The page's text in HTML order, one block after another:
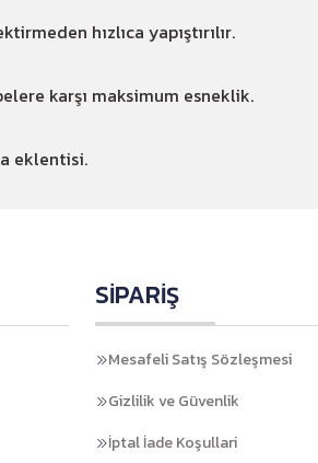
hızlıca yapıştırılır.
karşı maksimum esneklik.
eklentisi.
SİPARİŞ
Mesafeli Satış Sözleşmesi
Gizlilik ve Güvenlik
İptal İade Koşullari